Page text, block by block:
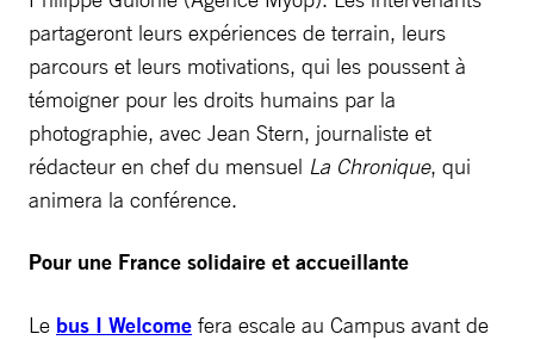
partageront leurs expériences de terrain, leurs
parcours et leurs motivations, qui les poussent à
témoigner pour les droits humains par la
photographie, avec Jean Stern, journaliste et
rédacteur en chef du mensuel La Chronique, qui
animera la conférence.
Pour une France solidaire et accueillante
Le bus I Welcome fera escale au Campus avant de